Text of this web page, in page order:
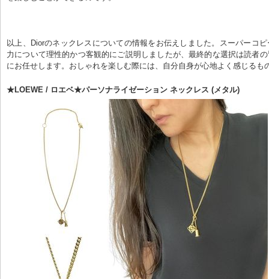
以上、Diorのネックレスについての情報をお伝えしました。スーパーコ
力について理性的かつ客観的にご説明しましたが、最終的な選択は読者
にお任せします。おしゃれを楽しむ際には、自分自身が心地よく感じるも
★LOEWE / ロエベ★パーソナライゼーション ネックレス (メタル)